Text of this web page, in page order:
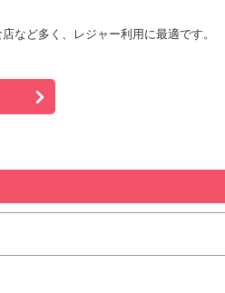
など多く、レジャー利用に最適です。